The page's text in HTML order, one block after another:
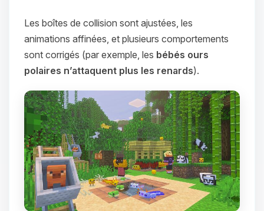
Les boîtes de collision sont ajustées, les
animations affinées, et plusieurs comportements
sont corrigés (par exemple, les bébés ours
polaires n’attaquent plus les renards).